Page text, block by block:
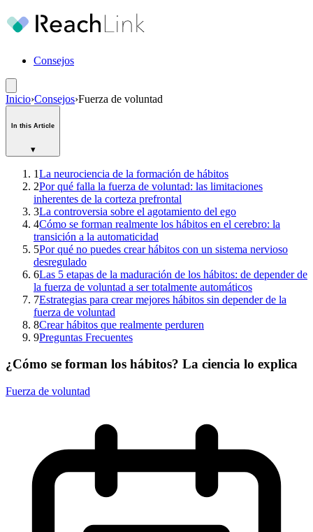
Consejos
Inicio›Consejos›Fuerza de voluntad
In this Article
▾
1La neurociencia de la formación de hábitos
2Por qué falla la fuerza de voluntad: las limitaciones
inherentes de la corteza prefrontal
3La controversia sobre el agotamiento del ego
4Cómo se forman realmente los hábitos en el cerebro: la
transición a la automaticidad
5Por qué no puedes crear hábitos con un sistema nervioso
desregulado
6Las 5 etapas de la maduración de los hábitos: de depender de
la fuerza de voluntad a ser totalmente automáticos
7Estrategias para crear mejores hábitos sin depender de la
fuerza de voluntad
8Crear hábitos que realmente perduren
9Preguntas Frecuentes
¿Cómo se forman los hábitos? La ciencia lo explica
Fuerza de voluntad